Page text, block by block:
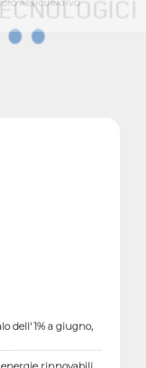
dell'1% a giugno,
energie rinnovabili